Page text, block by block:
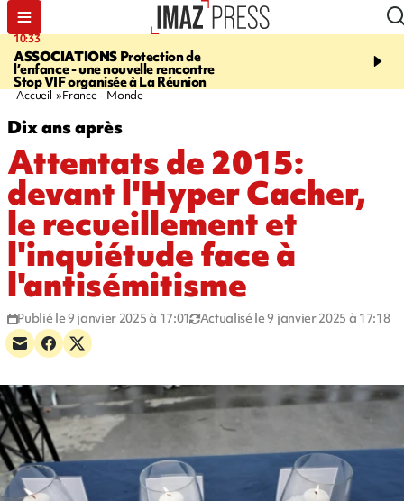
10:33
ASSOCIATIONSProtection de
l’enfance - une nouvelle rencontre
Stop VIF organisée à La Réunion
15:03
Vaste feu
l'ouest du pays, 20.000
Accueil France - Monde
Dix ans après
Attentats de 2015:
devant l'Hyper Cacher,
le recueillement et
l'inquiétude face à
l'antisémitisme
Publié le 9 janvier 2025 à 17:01 Actualisé le 9 janvier 2025 à 17:18